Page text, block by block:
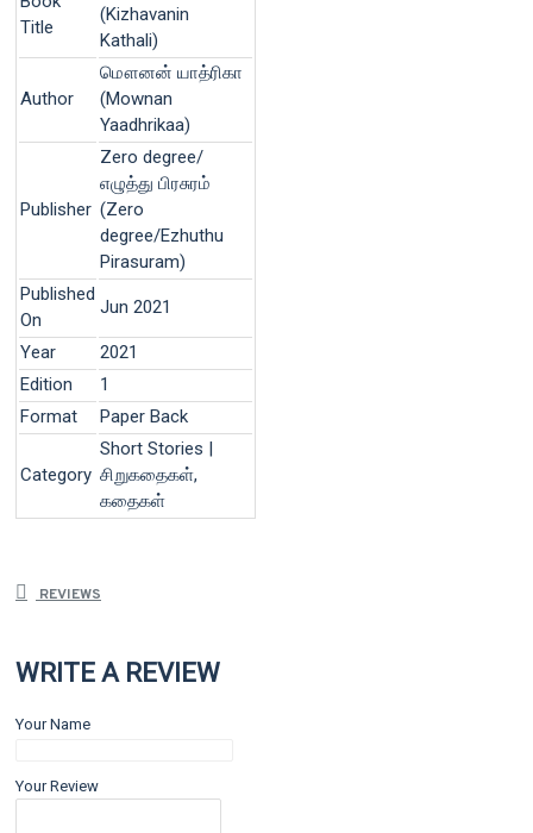
Title
(Kizhavanin
Kathali)
Author
மௌனன் யாத்ரிகா
(Mownan
Yaadhrikaa)
Publisher
Zero degree/
எழுத்து பிரசுரம்
(Zero
degree/Ezhuthu
Pirasuram)
Published
On
Jun 2021
Year
2021
Edition
1
Format
Paper Back
Category
Short Stories |
சிறுகதைகள்,
கதைகள்
REVIEWS
WRITE A REVIEW
Your Name
Your Review